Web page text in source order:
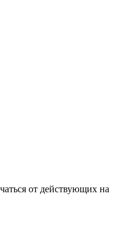
от действующих на